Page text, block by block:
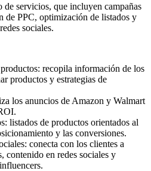
servicios, que incluyen campañas
de PPC, optimización de listados y
sociales.
recopila información de los
productos y estrategias de
los anuncios de Amazon y Walmart
listados de productos orientados al
y las conversiones.
conecta con los clientes a
contenido en redes sociales y